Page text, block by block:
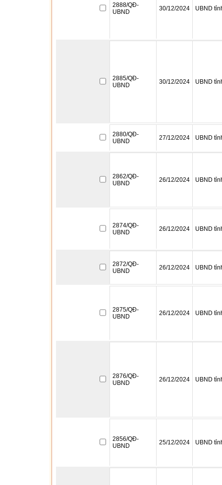
2888/QĐ-
UBND
30/12/2024 UBND
2885/QĐ-
UBND
30/12/2024 UBND
2880/QĐ-
UBND
27/12/2024 UBND
2862/QĐ-
UBND
26/12/2024 UBND
2874/QĐ-
UBND
26/12/2024 UBND
2872/QĐ-
UBND
26/12/2024 UBND
2875/QĐ-
UBND
26/12/2024 UBND
2876/QĐ-
UBND
26/12/2024 UBND
2856/QĐ-
UBND
25/12/2024 UBND